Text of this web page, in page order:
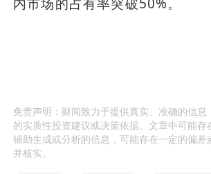
免责声明：财闻致力于提供真实、准确的信
的实质性投资建议或决策依据。文章中可能存
辅助生成或分析的信息，可能存在一定的偏差
并核实。